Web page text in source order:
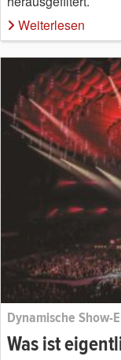
Weiterlesen
Dynamische Show-
Was ist